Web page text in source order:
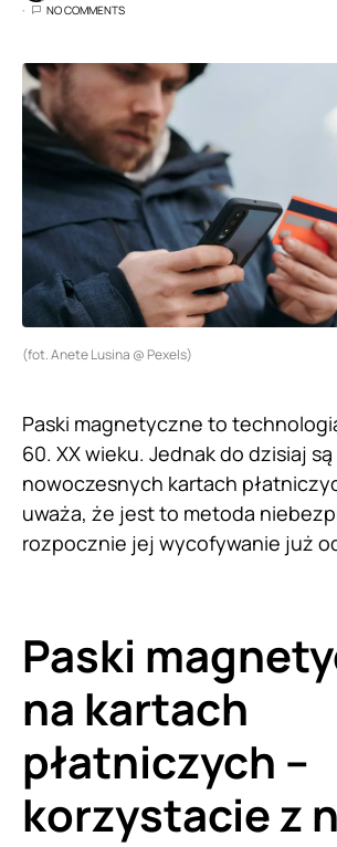
NO COMMENTS
(fot. Anete Lusina @ Pexels)
Paski magnetyczne to
60. XX wieku. Jednak do dzisiaj
nowoczesnych kartach
uważa, że jest to metoda
rozpocznie jej wycofywanie już
Paski
na kartach
płatniczych –
korzystacie z